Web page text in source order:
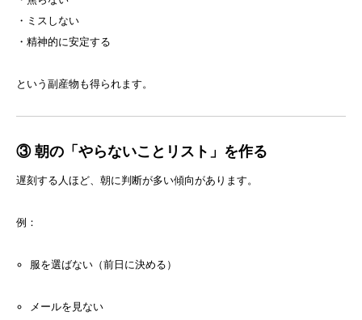
・ミスしない
・精神的に安定する
という副産物も得られます。
③ 朝の「やらないことリスト」を作る
遅刻する人ほど、朝に判断が多い傾向があります。
例：
服を選ばない（前日に決める）
メールを見ない